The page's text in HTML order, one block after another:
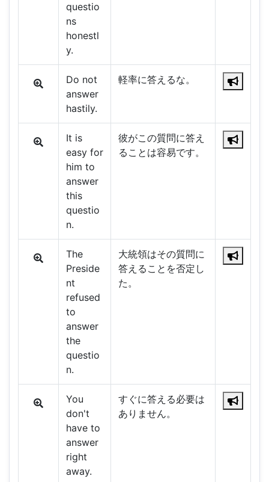
questio
ns
honestl
y.
Do not
answer
hastily.
軽率に答えるな。
It is
easy for
him to
answer
this
questio
n.
彼がこの質問に答え
ることは容易です。
The
Preside
nt
refused
to
answer
the
questio
n.
大統領はその質問に
答えることを否定し
た。
You
don't
have to
answer
right
away.
すぐに答える必要は
ありません。